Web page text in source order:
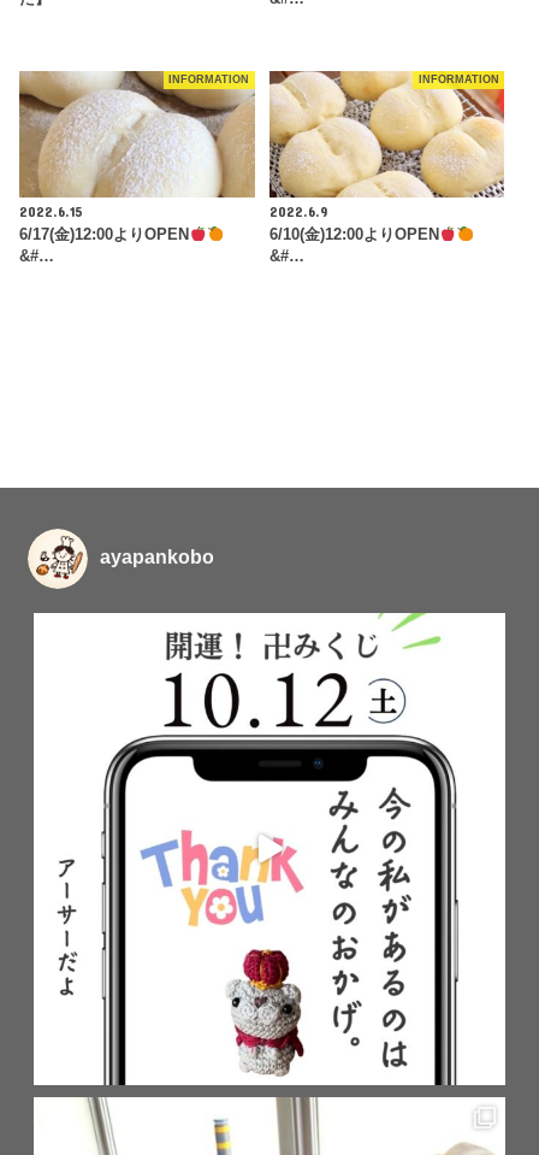
INFORMATION
2022.6.15
6/17(金)12:00よりOPEN
&#…
INFORMATION
2022.6.9
6/10(金)12:00よりOPEN
&#…
ayapankobo